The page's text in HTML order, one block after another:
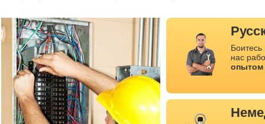
нас
опытом